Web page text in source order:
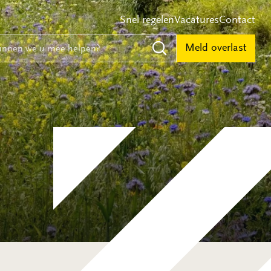
Snel regelenVacaturesContact
we u mee helpen?
Zoeken
Meld overlast